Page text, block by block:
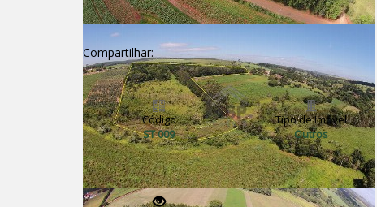
Compartilhar:
Código
ST 009
Tipo de Imóvel
Outros